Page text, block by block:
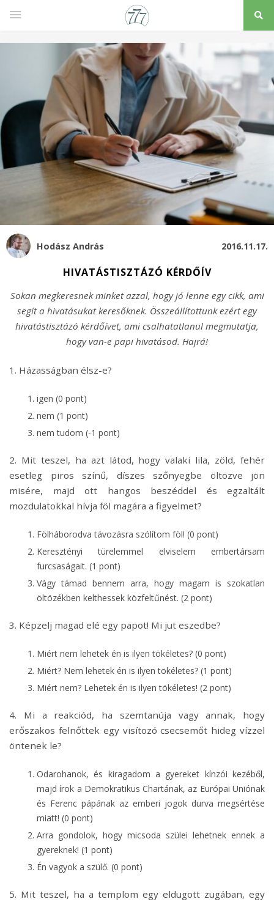
Hodász András 2016.11.17.
HIVATÁSTISZTÁZÓ KÉRDŐÍV
Sokan megkeresnek minket azzal, hogy jó lenne egy cikk, ami
segít a hivatásukat keresőknek. Összeállítottunk ezért egy
hivatástisztázó kérdőívet, ami csalhatatlanul megmutatja,
hogy van-e papi hivatásod. Hajrá!
1. Házasságban élsz-e?
igen (0 pont)
nem (1 pont)
nem tudom (-1 pont)
2. Mit teszel, ha azt látod, hogy valaki lila, zöld, fehér
esetleg piros színű, díszes szőnyegbe öltözve jön
misére, majd ott hangos beszéddel és egzaltált
mozdulatokkal hívja föl magára a figyelmet?
Fölháborodva távozásra szólítom föl! (0 pont)
Keresztényi türelemmel elviselem embertársam
furcsaságait. (1 pont)
Vágy támad bennem arra, hogy magam is szokatlan
öltözékben kelthessek közfeltűnést. (2 pont)
3. Képzelj magad elé egy papot! Mi jut eszedbe?
Miért nem lehetek én is ilyen tökéletes? (0 pont)
Miért? Nem lehetek én is ilyen tökéletes? (1 pont)
Miért nem? Lehetek én is ilyen tökéletes! (2 pont)
4. Mi a reakciód, ha szemtanúja vagy annak, hogy
erőszakos felnőttek egy visítozó csecsemőt hideg vízzel
öntenek le?
Odarohanok, és kiragadom a gyereket kínzói kezéből,
majd írok a Demokratikus Chartának, az Európai Uniónak
és Ferenc pápának az emberi jogok durva megsértése
miatt! (0 pont)
Arra gondolok, hogy micsoda szülei lehetnek ennek a
gyereknek! (1 pont)
Én vagyok a szülő. (0 pont)
5. Mit teszel, ha a templom egy eldugott zugában, egy